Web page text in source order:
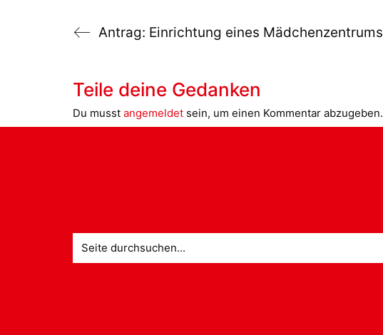
Antrag: Einrichtung eines Mädchenzentrums
Teile deine Gedanken
Du musst angemeldet sein, um einen Kommentar abzugeben.
nach: